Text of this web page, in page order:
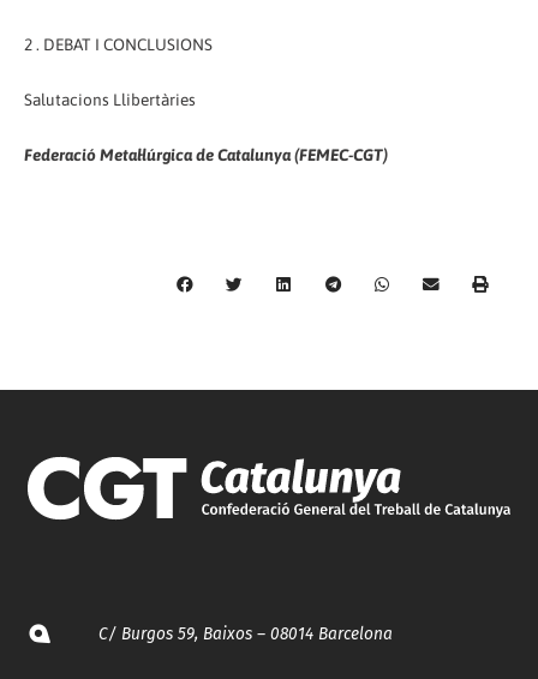
2 . DEBAT I CONCLUSIONS
Salutacions Llibertàries
Federació Metal·lúrgica de Catalunya (FEMEC-CGT)
C/ Burgos 59, Baixos – 08014 Barcelona